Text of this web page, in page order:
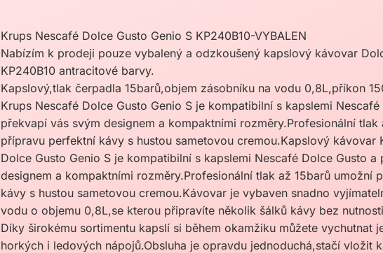
Krups Nescafé Dolce Gusto Genio S KP240B10-VYBALEN
Nabízím k prodeji pouze vybalený a odzkoušený kapslový kávovar
KP240B10 antracitové barvy.
Kapslový,tlak čerpadla 15barů,objem zásobníku na vodu 0,8L,příkon
Krups Nescafé Dolce Gusto Genio S je kompatibilní s kapslemi Nescafé
překvapí vás svým designem a kompaktními rozměry.Profesionální tlak
přípravu perfektní kávy s hustou sametovou cremou.Kapslový kávovar
Dolce Gusto Genio S je kompatibilní s kapslemi Nescafé Dolce Gusto a
designem a kompaktními rozměry.Profesionální tlak až 15barů umožní
kávy s hustou sametovou cremou.Kávovar je vybaven snadno
vodu o objemu 0,8L,se kterou připravíte několik šálků kávy bez
Díky širokému sortimentu kapslí si během okamžiku můžete vychutnat
horkých i ledových nápojů.Obsluha je opravdu jednoduchá,stačí vložit